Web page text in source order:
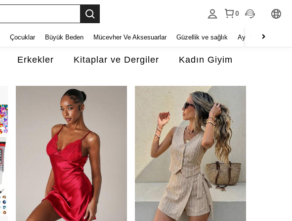
0
Çocuklar Büyük Beden Mücevher Ve Aksesuarlar Güzellik ve sağlık Ayakkabı
Erkekler Kitaplar ve Dergiler Kadın Giyim